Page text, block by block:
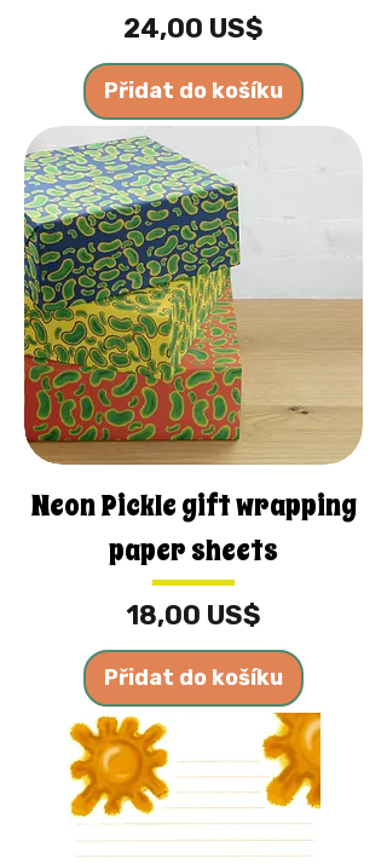
Cena
24,00 US$
Přidat do košíku
Neon Pickle gift wrapping
paper sheets
Cena
18,00 US$
Přidat do košíku